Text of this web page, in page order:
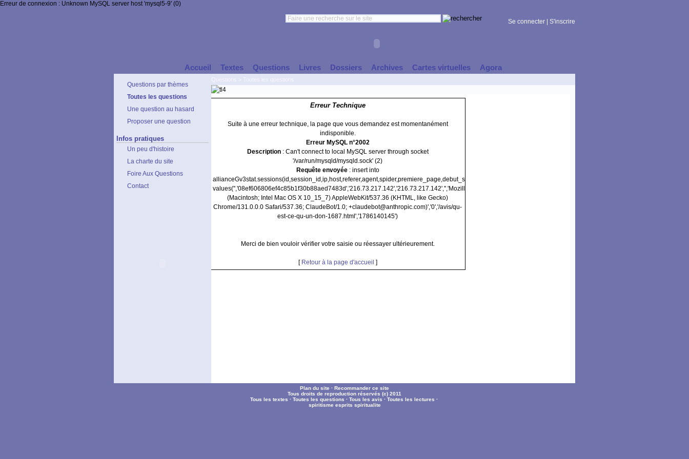
Erreur de connexion : Unknown MySQL server host 'mysql5-9' (0)
Se connecter S'inscrire
Accueil Textes Questions Livres Dossiers Archives Cartes virtuelles Agora
Questions par thèmes
Toutes les questions
Une question au hasard
Proposer une question
Infos pratiques
Un peu d'histoire
La charte du site
Foire Aux Questions
Contact
Erreur Technique
Suite à une erreur technique, la page que vous demandez est momentanément
indisponible.
Erreur MySQL n°2002
Description: Can't connect to local MySQL server through socket
'/var/run/mysqld/mysqld.sock' (2)
Requête envoyée: insert into
allianceGv3stat.sessions(id,session_id,ip,host,referer,agent,spider,premiere_page,debut_session)
values('','08ef606806ef4c85b1f30b88aed7483d','216.73.217.142','216.73.217.142','','Mozilla/5.0
(Macintosh; Intel Mac OS X 10_15_7) AppleWebKit/537.36 (KHTML, like Gecko)
Chrome/131.0.0.0 Safari/537.36; ClaudeBot/1.0; +claudebot@anthropic.com)','0','/avis/qu-
est-ce-qu-un-don-1687.html','1786140145')
Merci de bien vouloir vérifier votre saisie ou réessayer ultérieurement.
[ Retour à la page d'accueil ]
Plan du site · Recommander ce site
Tous droits de reproduction réservés (c) 2011
Tous les textes · Toutes les questions · Tous les avis · Toutes les lectures ·
spiritisme esprits spiritualite